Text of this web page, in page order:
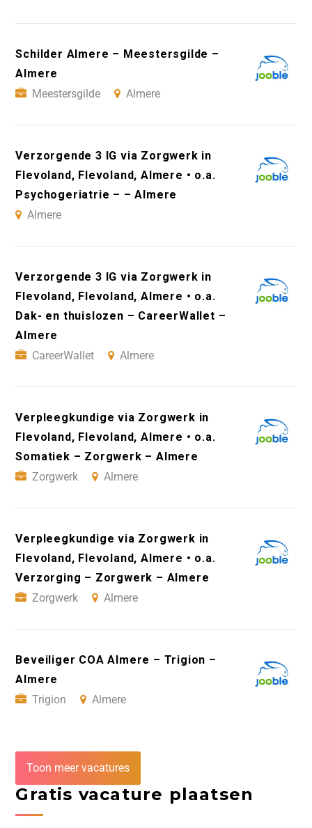
Schilder Almere – Meestersgilde –
Almere
Meestersgilde
Almere
Verzorgende 3 IG via Zorgwerk in
Flevoland, Flevoland, Almere • o.a.
Psychogeriatrie – – Almere
Almere
Verzorgende 3 IG via Zorgwerk in
Flevoland, Flevoland, Almere • o.a.
Dak- en thuislozen – CareerWallet –
Almere
CareerWallet
Almere
Verpleegkundige via Zorgwerk in
Flevoland, Flevoland, Almere • o.a.
Somatiek – Zorgwerk – Almere
Zorgwerk
Almere
Verpleegkundige via Zorgwerk in
Flevoland, Flevoland, Almere • o.a.
Verzorging – Zorgwerk – Almere
Zorgwerk
Almere
Beveiliger COA Almere – Trigion –
Almere
Trigion
Almere
Toon meer vacatures
Gratis vacature plaatsen